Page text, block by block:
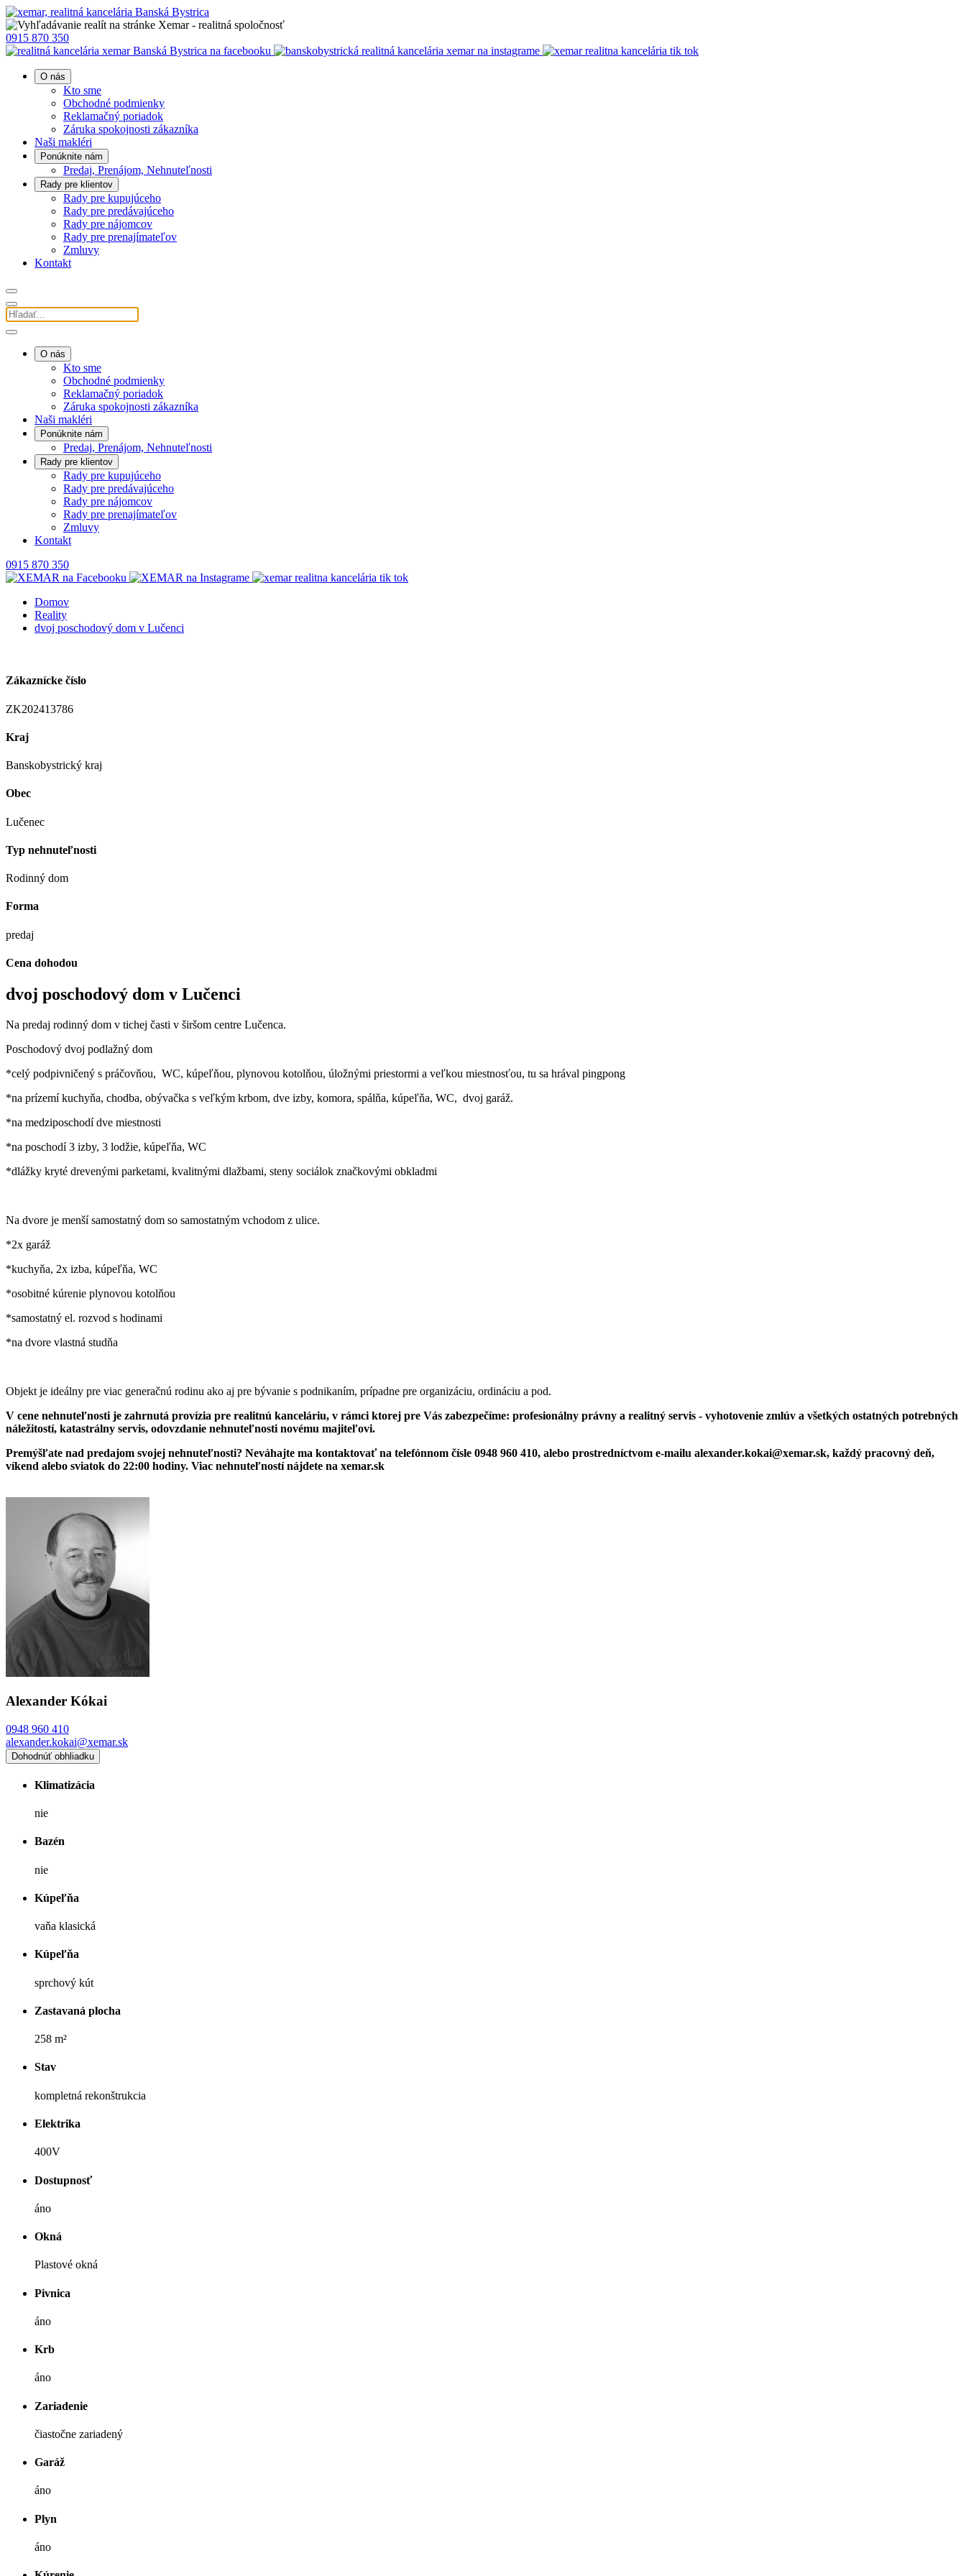
0915 870 350
O nás
Kto sme
Obchodné podmienky
Reklamačný poriadok
Záruka spokojnosti zákazníka
Naši makléri
Ponúknite nám
Predaj, Prenájom, Nehnuteľnosti
Rady pre klientov
Rady pre kupujúceho
Rady pre predávajúceho
Rady pre nájomcov
Rady pre prenajímateľov
Zmluvy
Kontakt
O nás
Kto sme
Obchodné podmienky
Reklamačný poriadok
Záruka spokojnosti zákazníka
Naši makléri
Ponúknite nám
Predaj, Prenájom, Nehnuteľnosti
Rady pre klientov
Rady pre kupujúceho
Rady pre predávajúceho
Rady pre nájomcov
Rady pre prenajímateľov
Zmluvy
Kontakt
0915 870 350
Domov
Reality
dvoj poschodový dom v Lučenci
Zákaznícke číslo
ZK202413786
Kraj
Banskobystrický kraj
Obec
Lučenec
Typ nehnuteľnosti
Rodinný dom
Forma
predaj
Cena dohodou
dvoj poschodový dom v Lučenci
Na predaj rodinný dom v tichej časti v širšom centre Lučenca.
Poschodový dvoj podlažný dom
*celý podpivničený s práčovňou, WC, kúpeľňou, plynovou kotolňou, úložnými priestormi a veľkou miestnosťou, tu sa hrával pingpong
*na prízemí kuchyňa, chodba, obývačka s veľkým krbom, dve izby, komora, spálňa, kúpeľňa, WC, dvoj garáž.
*na medziposchodí dve miestnosti
*na poschodí 3 izby, 3 lodžie, kúpeľňa, WC
*dlážky kryté drevenými parketami, kvalitnými dlažbami, steny sociálok značkovými obkladmi
Na dvore je menší samostatný dom so samostatným vchodom z ulice.
*2x garáž
*kuchyňa, 2x izba, kúpeľňa, WC
*osobitné kúrenie plynovou kotolňou
*samostatný el. rozvod s hodinami
*na dvore vlastná studňa
Objekt je ideálny pre viac generačnú rodinu ako aj pre bývanie s podnikaním, prípadne pre organizáciu, ordináciu a pod.
V cene nehnuteľnosti je zahrnutá provízia pre realitnú kanceláriu, v rámci ktorej pre Vás zabezpečíme: profesionálny právny a realitný servis - vyhotovenie zmlúv a všetkých ostatných potrebných
náležitostí, katastrálny servis, odovzdanie nehnuteľnosti novému majiteľovi.
Premýšľate nad predajom svojej nehnuteľnosti? Neváhajte ma kontaktovať na telefónnom čísle 0948 960 410, alebo prostredníctvom e-mailu alexander.kokai@xemar.sk, každý pracovný deň,
víkend alebo sviatok do 22:00 hodiny. Viac nehnuteľností nájdete na xemar.sk
Alexander Kókai
0948 960 410
alexander.kokai@xemar.sk
Dohodnúť obhliadku
Klimatizácia
nie
Bazén
nie
Kúpeľňa
vaňa klasická
Kúpeľňa
sprchový kút
Zastavaná plocha
258 m²
Stav
kompletná rekonštrukcia
Elektrika
400V
Dostupnosť
áno
Okná
Plastové okná
Pivnica
áno
Krb
áno
Zariadenie
čiastočne zariadený
Garáž
áno
Plyn
áno